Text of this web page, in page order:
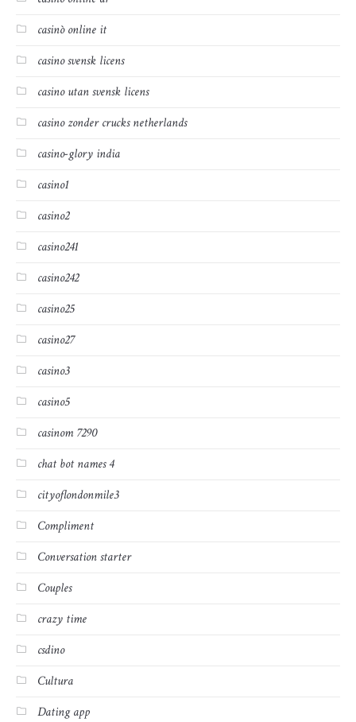
casinò online it
casino svensk licens
casino utan svensk licens
casino zonder crucks netherlands
casino-glory india
casino1
casino2
casino241
casino242
casino25
casino27
casino3
casino5
casinom 7290
chat bot names 4
cityoflondonmile3
Compliment
Conversation starter
Couples
crazy time
csdino
Cultura
Dating app